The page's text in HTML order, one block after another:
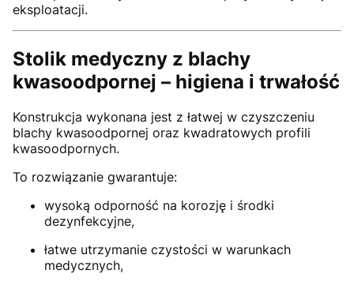
eksploatacji.
Stolik medyczny z blachy
kwasoodpornej – higiena i trwałość
Konstrukcja wykonana jest z łatwej w czyszczeniu
blachy kwasoodpornej oraz kwadratowych profili
kwasoodpornych.
To rozwiązanie gwarantuje:
wysoką odporność na korozję i środki
dezynfekcyjne,
łatwe utrzymanie czystości w warunkach
medycznych,